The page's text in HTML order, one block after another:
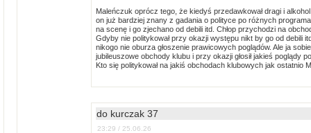
Maleńczuk oprócz tego, że kiedyś przedawkował dragi i
on już bardziej znany z gadania o polityce po różnych
na scenę i go zjechano od debili itd. Chłop przychodzi na
Gdyby nie politykował przy okazji występu nikt by go od debili
nikogo nie oburza głoszenie prawicowych poglądów. Ale ja
jubileuszowe obchody klubu i przy okazji głosił jakieś poglądy
Kto się politykował na jakiś obchodach klubowych jak ostatnio
do kurczak 37
23:29 / 25.06.26